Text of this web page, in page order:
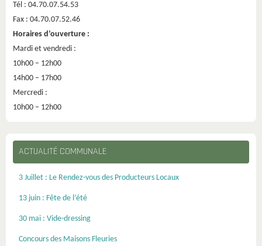
Tél : 04.70.07.54.53
Fax : 04.70.07.52.46
Horaires d’ouverture :
Mardi et vendredi :
10h00 – 12h00
14h00 – 17h00
Mercredi :
10h00 – 12h00
ACTUALITÉ COMMUNALE
3 Juillet : Le Rendez-vous des Producteurs Locaux
13 juin : Fête de l’été
30 mai : Vide-dressing
Concours des Maisons Fleuries